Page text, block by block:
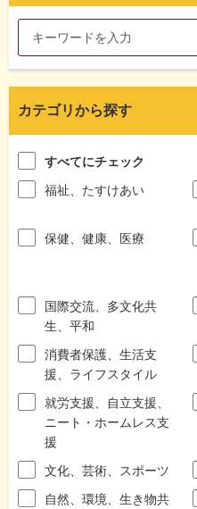
カテゴリから探す
すべてにチェック
福祉、たすけあい
保健、健康、医療
国際交流、多文化共
生、平和
消費者保護、生活支
援、ライフスタイル
就労支援、自立支援、
ニート・ホームレス支
援
文化、芸術、スポーツ
自然、環境、生き物共